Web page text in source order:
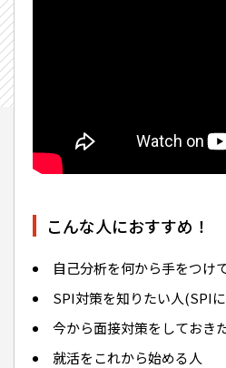
こんな人におすすめ！
自己分析を何から手をつけ
SPI対策を知りたい人(SPI
今から面接対策をしておき
就活をこれから始める人